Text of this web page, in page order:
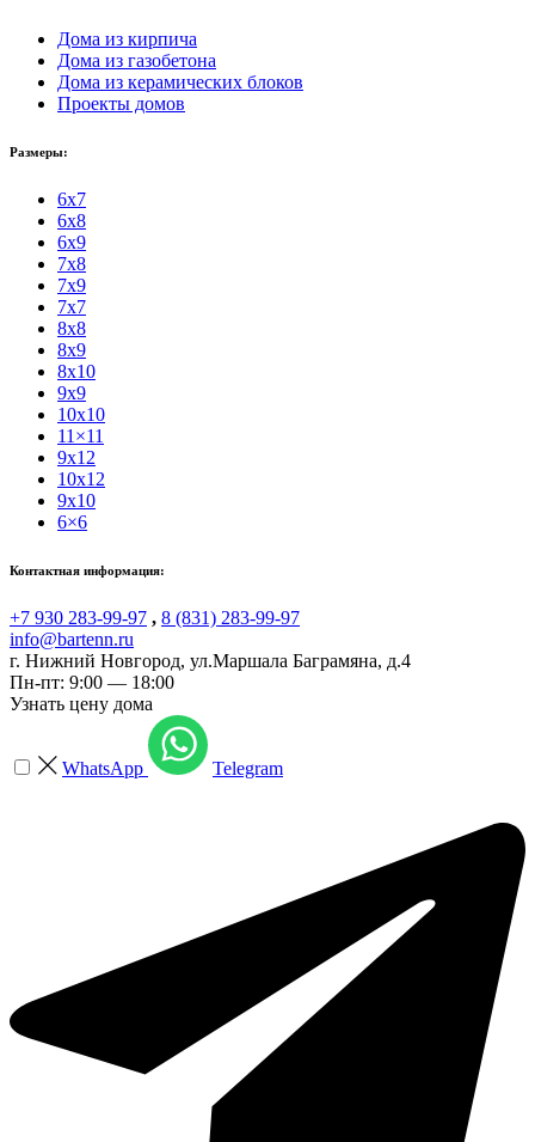
Дома из кирпича
Дома из газобетона
Дома из керамических блоков
Проекты домов
Размеры:
6x7
6x8
6x9
7x8
7x9
7x7
8x8
8x9
8x10
9x9
10x10
11×11
9x12
10x12
9x10
6×6
Контактная информация:
+7 930 283-99-97 , 8 (831) 283-99-97
info@bartenn.ru
г. Нижний Новгород, ул.Маршала Баграмяна, д.4
Пн-пт: 9:00 — 18:00
Узнать цену дома
WhatsApp Telegram